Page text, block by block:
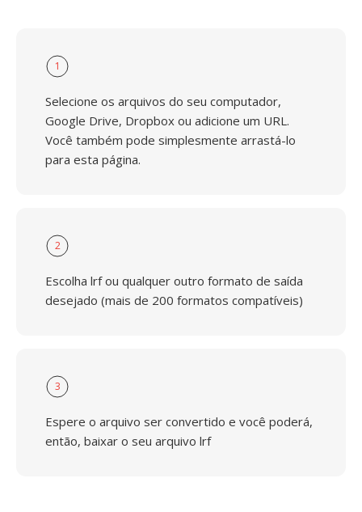
1
Selecione os arquivos do seu computador,
Google Drive, Dropbox ou adicione um URL.
Você também pode simplesmente arrastá-lo
para esta página.
2
Escolha lrf ou qualquer outro formato de saída
desejado (mais de 200 formatos compatíveis)
3
Espere o arquivo ser convertido e você poderá,
então, baixar o seu arquivo lrf